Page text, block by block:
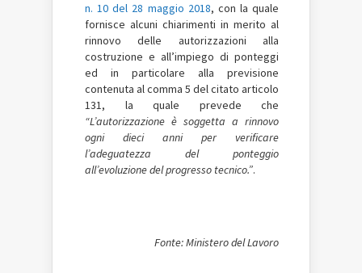
n. 10 del 28 maggio 2018, con la quale
fornisce alcuni chiarimenti in merito al
rinnovo delle autorizzazioni alla
costruzione e all’impiego di ponteggi
ed in particolare alla previsione
contenuta al comma 5 del citato articolo
131, la quale prevede che
“L’autorizzazione è soggetta a rinnovo
ogni dieci anni per verificare
l’adeguatezza del ponteggio
all’evoluzione del progresso tecnico.”.
Fonte: Ministero del Lavoro